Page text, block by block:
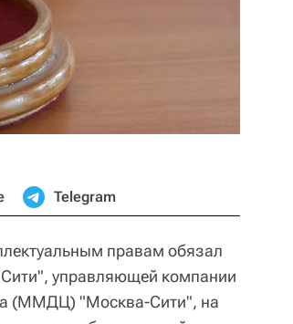
Telegram
правам обязал
управляющей компании
(ММДЦ) "Москва-Сити", на